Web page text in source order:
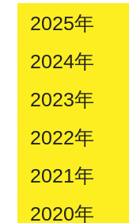
2025年
2024年
2023年
2022年
2021年
2020年